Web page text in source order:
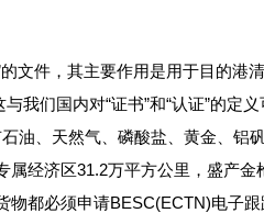
文件，其主要作用是用于目的
我们国内对“证书”和“认证”的定义
油、天然气、磷酸盐、黄金、
经济区31.2万平方公里，盛产
都必须申请BESC(ECTN)电子